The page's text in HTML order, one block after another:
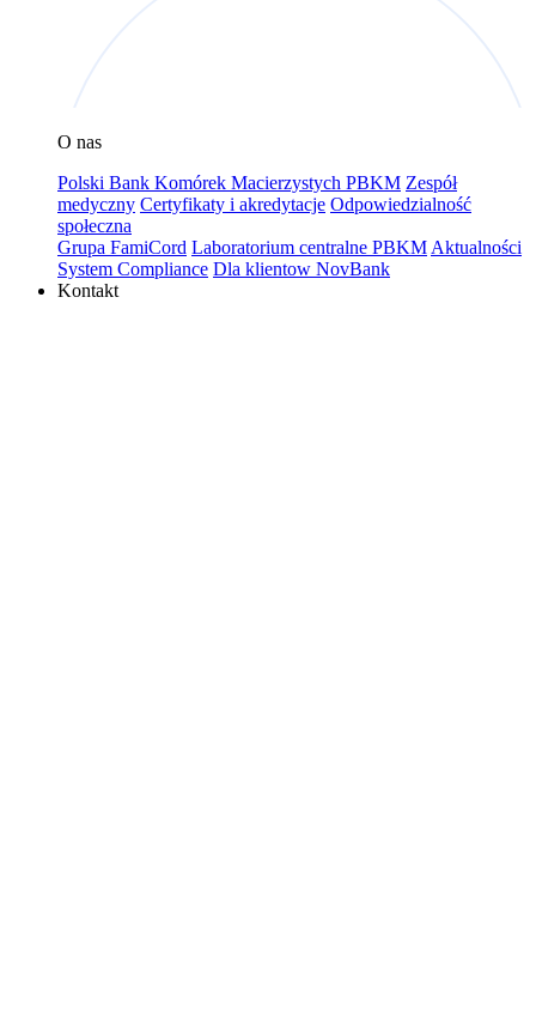
O nas
Polski Bank Komórek Macierzystych PBKM Zespół
medyczny Certyfikaty i akredytacje Odpowiedzialność
społeczna
Grupa FamiCord Laboratorium centralne PBKM Aktualności
System Compliance Dla klientow NovBank
Kontakt